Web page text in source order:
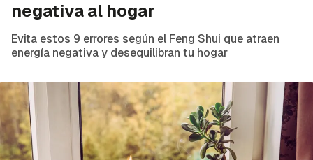
negativa al hogar
Evita estos 9 errores según el Feng Shui que atraen
energía negativa y desequilibran tu hogar